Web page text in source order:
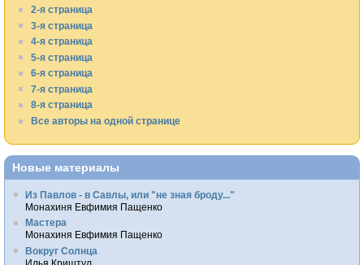
2-я страница
3-я страница
4-я страница
5-я страница
6-я страница
7-я страница
8-я страница
Все авторы на одной странице
Новые материалы
Из Павлов - в Савлы, или "не зная броду..."
Монахиня Евфимия Пащенко
Мастера
Монахиня Евфимия Пащенко
Вокруг Солнца
Илья Криштул